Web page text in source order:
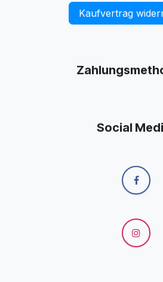
Kaufvertrag
Social